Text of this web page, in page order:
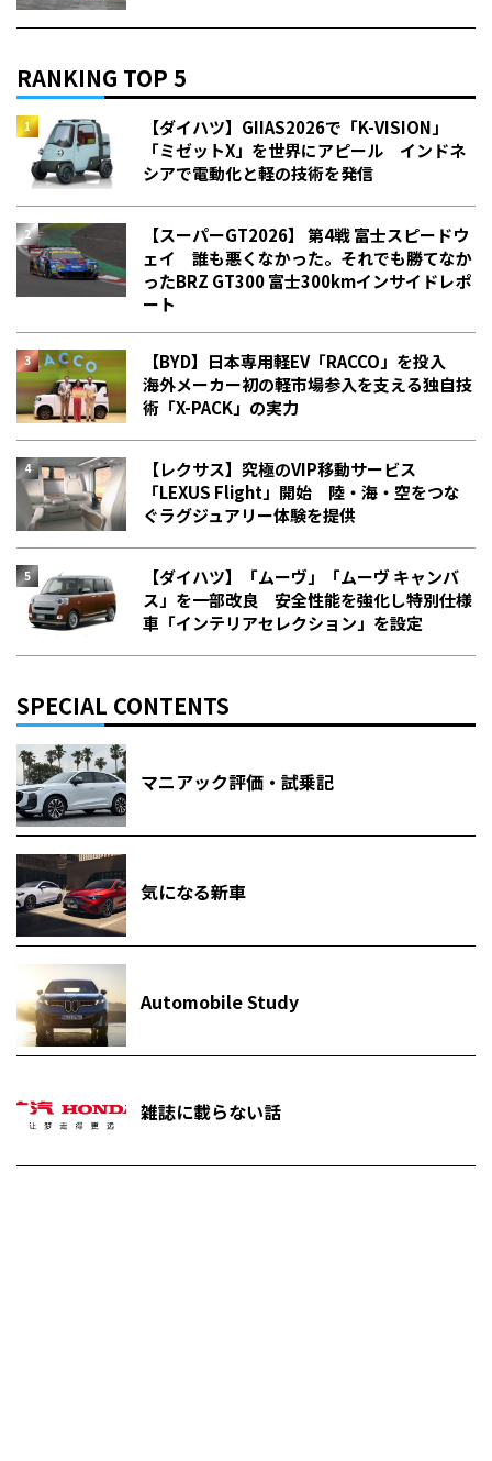
RANKING TOP 5
【ダイハツ】GIIAS2026で「K-VISION」
「ミゼットX」を世界にアピール インドネ
シアで電動化と軽の技術を発信
【スーパーGT2026】 第4戦 富士スピードウ
ェイ 誰も悪くなかった。それでも勝てなか
った――BRZ GT300 富士300kmインサイドレポ
ート
【BYD】日本専用軽EV「RACCO」を投入
海外メーカー初の軽市場参入を支える独自技
術「X-PACK」の実力
【レクサス】究極のVIP移動サービス
「LEXUS Flight」開始 陸・海・空をつな
ぐラグジュアリー体験を提供
【ダイハツ】「ムーヴ」「ムーヴ キャンバ
ス」を一部改良 安全性能を強化し特別仕様
車「インテリアセレクション」を設定
SPECIAL CONTENTS
マニアック評価・試乗記
気になる新車
Automobile Study
雑誌に載らない話